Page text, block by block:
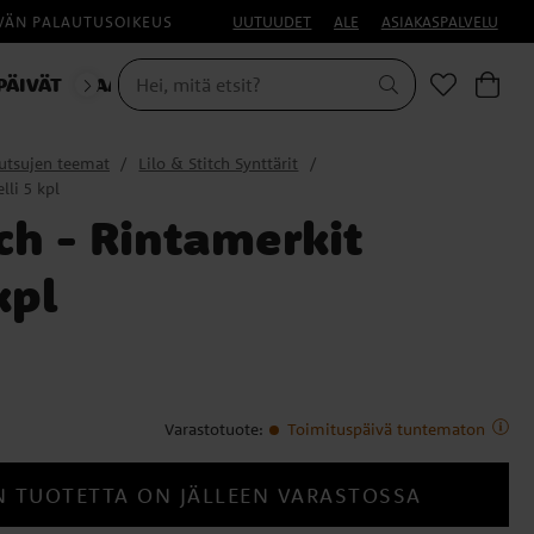
PALAUTUSOIKEUS UUTUUDET ALE ASIAKASPALVELU
NAAMIAISET
teemat
Lilo & Stitch Synttärit
5 kpl
- Rintamerkit
Varastotuote: Toimituspäivä tuntematon
ON JÄLLEEN VARASTOSSA